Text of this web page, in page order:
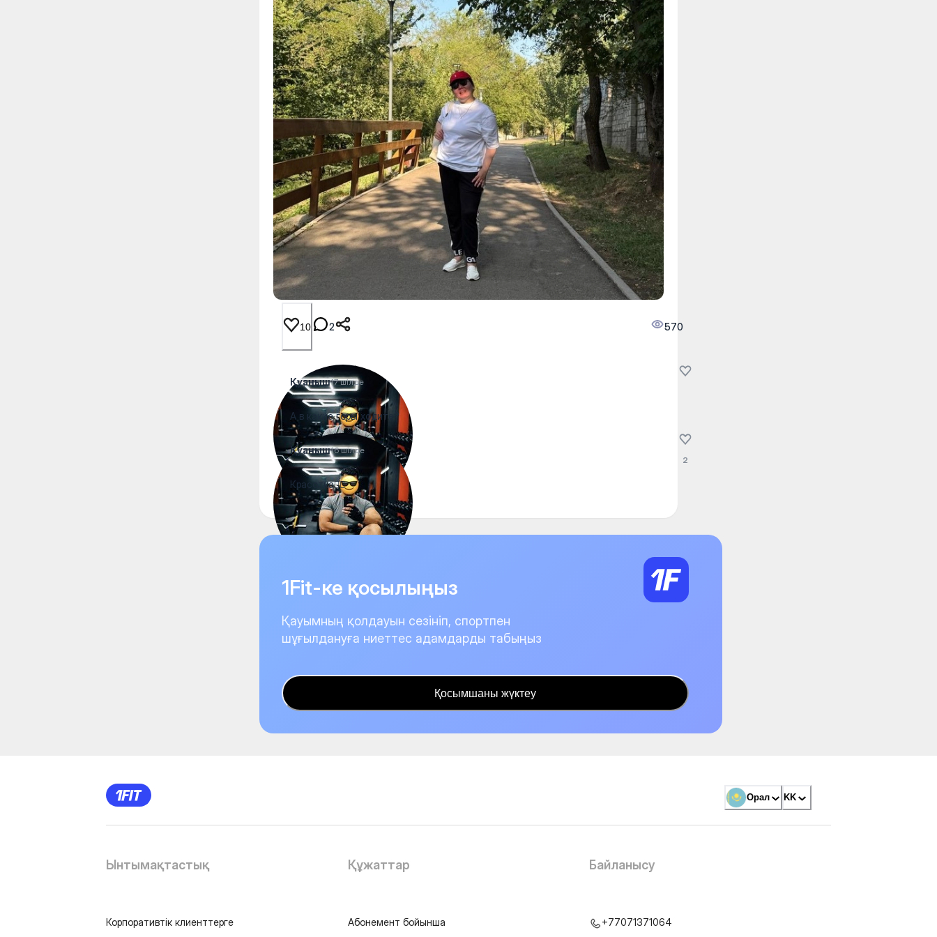
10 2 570
Қуаныш17 шілде
А в какие горы ходите?
Қуаныш16 шілде
Красотка❤️‍🔥
2
1Fit-ке қосылыңыз
Қауымның қолдауын сезініп, спортпен
шұғылдануға ниеттес адамдарды табыңыз
Қосымшаны жүктеу
Орал KK
Ынтымақтастық
Корпоративтік клиенттерге
Құжаттар
Абонемент бойынша
Байланысу
+77071371064